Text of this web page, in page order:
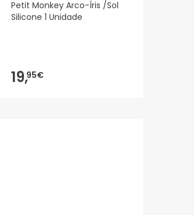
Petit Monkey Arco-Íris /Sol
Silicone 1 Unidade
19,95€